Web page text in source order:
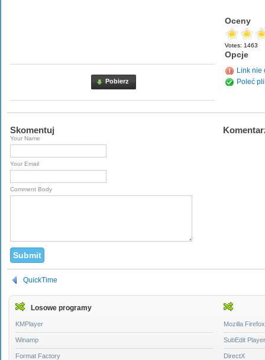
Pobierz
Oceny
Votes: 1463
Opcje
Link nie
Poleć
Skomentuj
Your Name
Your Email
Comment Body
QuickTime
Losowe programy
KMPlayer
Winamp
Format Factory
Mozilla Firefox
SubEdit Player
DirectX